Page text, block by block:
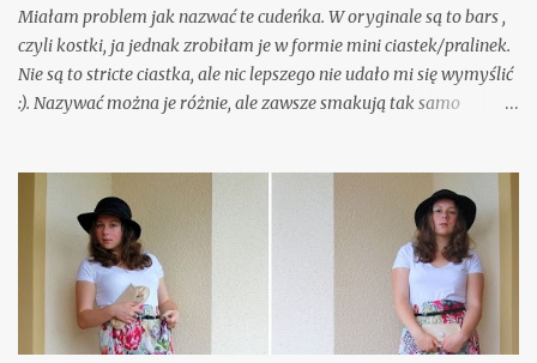
Miałam problem jak nazwać te cudeńka. W oryginale są to bars ,
czyli kostki, ja jednak zrobiłam je w formie mini ciastek/pralinek.
Nie są to stricte ciastka, ale nic lepszego nie udało mi się wymyślić
:). Nazywać można je różnie, ale zawsze smakują tak samo
Nie da się tego opisać, trzeba spróbować. Wystarczy 5 składników
i 10 minut czasu. A że przepis nie wymaga właściwie żadnych
umiejętności kulinarnych, ani nawet piekarnika, to musicie go
wypróbować!